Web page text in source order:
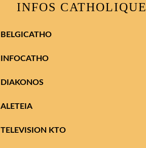
INFOS CATHOLIQUE
BELGICATHO
INFOCATHO
DIAKONOS
ALETEIA
TELEVISION KTO